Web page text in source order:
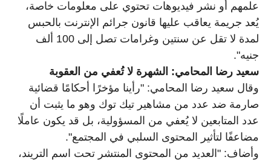
علمهم أو نشر فيديوهات تحتوي على معلومات خاصة،
يُعد جريمة يعاقب عليها قانون جرائم الإنترنت بالحبس
لمدة لا تقل عن سنتين وغرامات تصل إلى 100 ألف
جنيه".
سعيد رضا المحامي: الشهرة لا تُعفي من العقوبة
وقال سعيد رضا المحامي: "رأينا مؤخرًا أحكامًا قضائية
صارمة ضد عدد من مشاهير تيك توك وهو ما يثبت أن
عدد المتابعين لا يُعفي من المسؤولية، بل قد يكون عاملًا
مضاعفًا لتأثير المحتوى السلبي في المجتمع".
وأضاف: "العديد من المحتوى المنتشر تحت اسم التريند،